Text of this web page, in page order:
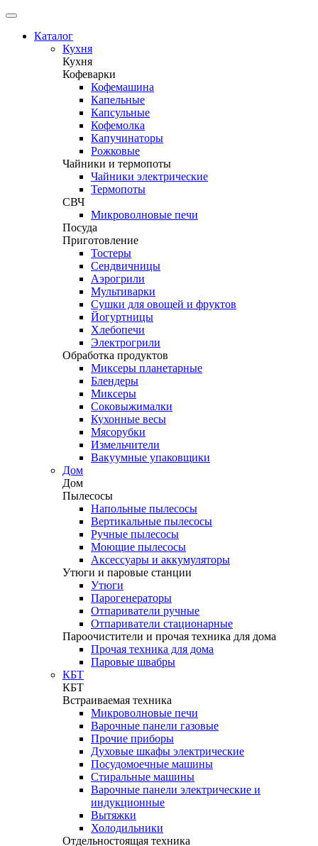
Каталог
Кухня
Кухня
Кофеварки
Кофемашина
Капельные
Капсульные
Кофемолка
Капучинаторы
Рожковые
Чайники и термопоты
Чайники электрические
Термопоты
СВЧ
Микроволновые печи
Посуда
Приготовление
Тостеры
Сендвичницы
Аэрогрили
Мультиварки
Сушки для овощей и фруктов
Йогуртницы
Хлебопечи
Электрогрили
Обработка продуктов
Миксеры планетарные
Блендеры
Миксеры
Соковыжималки
Кухонные весы
Мясорубки
Измельчители
Вакуумные упаковщики
Дом
Дом
Пылесосы
Напольные пылесосы
Вертикальные пылесосы
Ручные пылесосы
Моющие пылесосы
Аксессуары и аккумуляторы
Утюги и паровые станции
Утюги
Парогенераторы
Отпариватели ручные
Отпариватели стационарные
Пароочистители и прочая техника для дома
Прочая техника для дома
Паровые швабры
КБТ
КБТ
Встраиваемая техника
Микроволновые печи
Варочные панели газовые
Прочие приборы
Духовые шкафы электрические
Посудомоечные машины
Стиральные машины
Варочные панели электрические и
индукционные
Вытяжки
Холодильники
Отдельностоящая техника